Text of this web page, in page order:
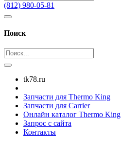
(812) 980-05-81
Поиск
tk78.ru
Запчасти для Thermo King
Запчасти для Carrier
Онлайн каталог Thermo King
Запрос с сайта
Контакты